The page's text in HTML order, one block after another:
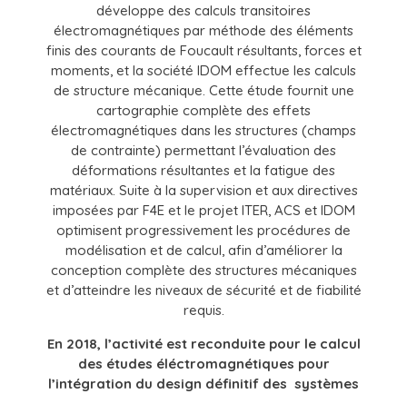
développe des calculs transitoires
électromagnétiques par méthode des éléments
finis des courants de Foucault résultants, forces et
moments, et la société IDOM effectue les calculs
de structure mécanique. Cette étude fournit une
cartographie complète des effets
électromagnétiques dans les structures (champs
de contrainte) permettant l’évaluation des
déformations résultantes et la fatigue des
matériaux. Suite à la supervision et aux directives
imposées par F4E et le projet ITER, ACS et IDOM
optimisent progressivement les procédures de
modélisation et de calcul, afin d’améliorer la
conception complète des structures mécaniques
et d’atteindre les niveaux de sécurité et de fiabilité
requis.
En 2018, l’activité est reconduite pour le calcul
des études éléctromagnétiques pour
l’intégration du design définitif des systèmes